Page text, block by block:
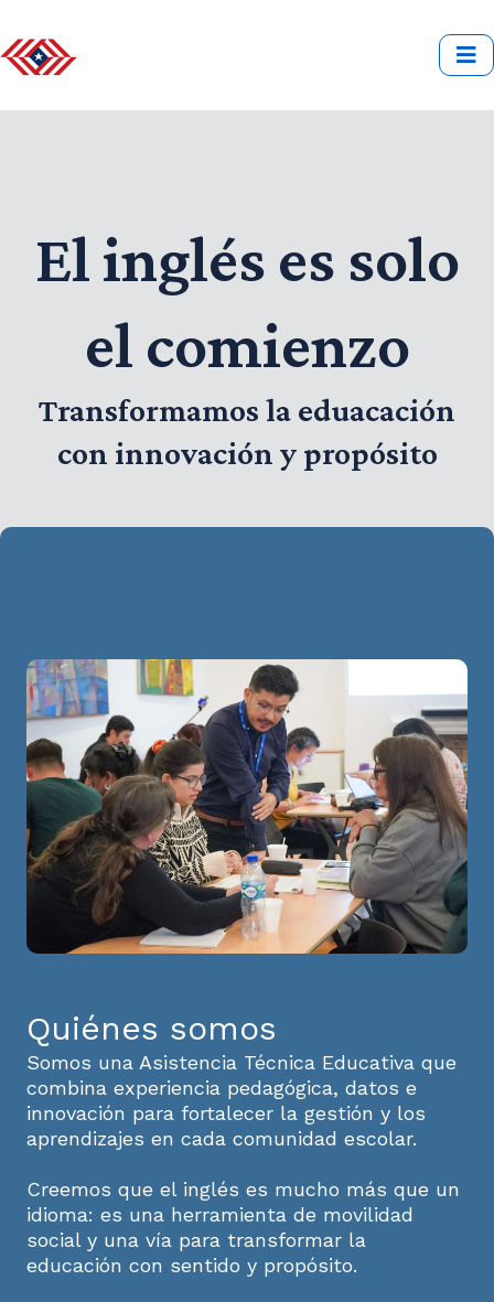
El inglés es solo
el comienzo
Transformamos la eduacación
con innovación y propósito
Quiénes somos
Somos una Asistencia Técnica Educativa que
combina experiencia pedagógica, datos e
innovación para fortalecer la gestión y los
aprendizajes en cada comunidad escolar.
Creemos que el inglés es mucho más que un
idioma: es una herramienta de movilidad
social y una vía para transformar la
educación con sentido y propósito.